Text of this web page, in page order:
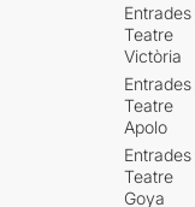
Entrades
Teatre
Victòria
Entrades
Teatre
Apolo
Entrades
Teatre
Goya